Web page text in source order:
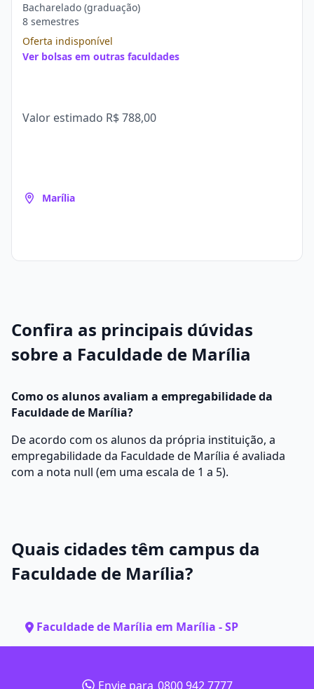
Bacharelado (graduação)
8 semestres
Oferta indisponível
Ver bolsas em outras faculdades
Valor estimado R$ 788,00
Marília
Confira as principais dúvidas
sobre a Faculdade de Marília
Como os alunos avaliam a empregabilidade da
Faculdade de Marília?
De acordo com os alunos da própria instituição, a
empregabilidade da Faculdade de Marília é avaliada
com a nota null (em uma escala de 1 a 5).
Quais cidades têm campus da
Faculdade de Marília?
Faculdade de Marília em Marília - SP
Envie para 0800 942 7777